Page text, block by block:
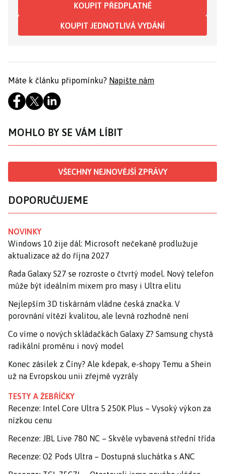
KOUPIT PŘEDPLATNÉ
KOUPIT JEDNOTLIVÁ VYDÁNÍ
Máte k článku připomínku? Napište nám
MOHLO BY SE VÁM LÍBIT
VŠECHNY NEJNOVĚJŠÍ ZPRÁVY
DOPORUČUJEME
NOVINKY
Windows 10 žije dál: Microsoft nečekaně prodlužuje
aktualizace až do října 2027
Řada Galaxy S27 se rozroste o čtvrtý model. Nový telefon
může být ideálním mixem pro masy i Ultra elitu
Nejlepším 3D tiskárnám vládne česká značka. V
porovnání vítězí kvalitou, ale levná rozhodně není
Co víme o nových skládačkách Galaxy Z? Samsung chystá
radikální proměnu i nový model
Konec zásilek z Číny? Ale kdepak, e-shopy Temu a Shein
už na Evropskou unii zřejmě vyzrály
TESTY A ŽEBŘÍČKY
Recenze: Intel Core Ultra 5 250K Plus – Vysoký výkon za
nízkou cenu
Recenze: JBL Live 780 NC – Skvěle vybavená střední třída
Recenze: O2 Pods Ultra – Dostupná sluchátka s ANC